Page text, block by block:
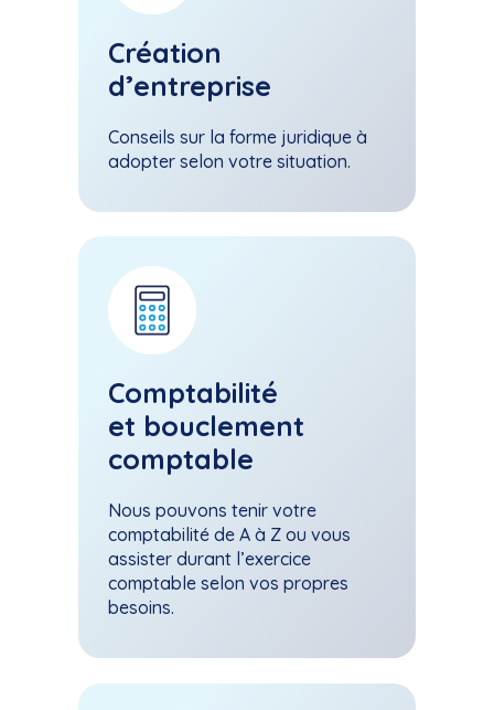
Création
d’entreprise
Conseils sur la forme juridique à
adopter selon votre situation.
Comptabilité
et bouclement
comptable
Nous pouvons tenir votre
comptabilité de A à Z ou vous
assister durant l’exercice
comptable selon vos propres
besoins.